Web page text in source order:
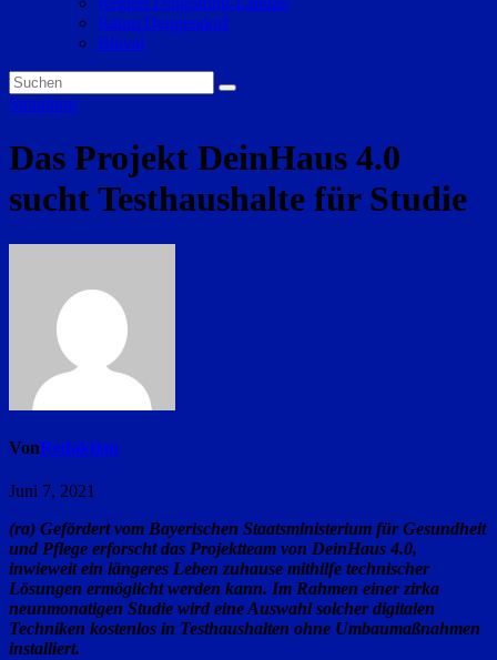
Raum Deggendorf
Bluval
Straubing
Das Projekt DeinHaus 4.0
sucht Testhaushalte für Studie
VonRedaktion
Juni 7, 2021
(ra) Gefördert vom Bayerischen Staatsministerium für Gesundheit
und Pflege erforscht das Projektteam von DeinHaus 4.0,
inwieweit ein längeres Leben zuhause mithilfe technischer
Lösungen ermöglicht werden kann. Im Rahmen einer zirka
neunmonatigen Studie wird eine Auswahl solcher digitalen
Techniken kostenlos in Testhaushalten ohne Umbaumaßnahmen
installiert.